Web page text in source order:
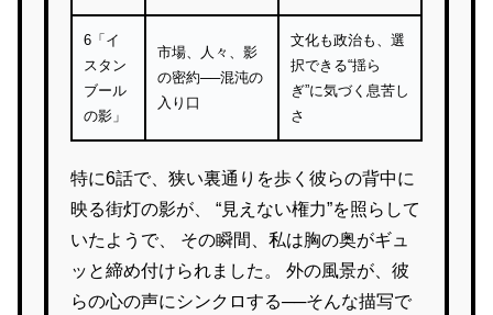
6「イ
スタン
ブール
の影」
市場、人々、影
の密約──混沌の
入り口
文化も政治も、選
択できる“揺ら
ぎ”に気づく息苦し
さ
特に6話で、狭い裏通りを歩く彼らの背中に
映る街灯の影が、 “見えない権力”を照らして
いたようで、 その瞬間、私は胸の奥がギュ
ッと締め付けられました。 外の風景が、彼
らの心の声にシンクロする──そんな描写で